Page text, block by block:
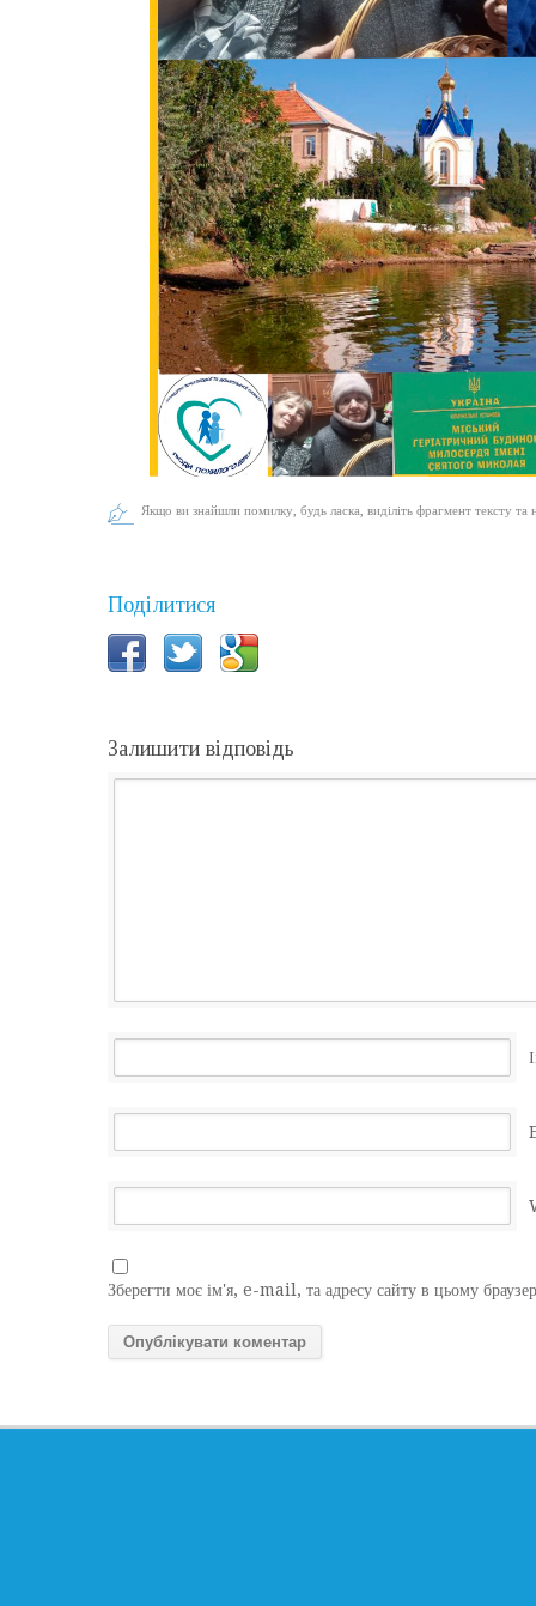
Якщо ви знайшли помилку, будь ласка, виділіть фрагмент тексту та
Поділитися
Залишити відповідь
Зберегти моє ім'я, e-mail, та адресу сайту в цьому